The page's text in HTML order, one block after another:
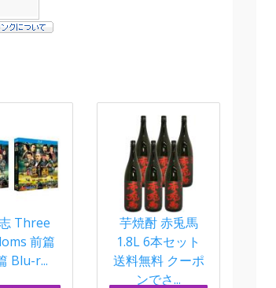
Three
前篇
Blu-r...
芋焼酎 赤兎馬
1.8L 6本セット
送料無料 クーポ
ンでさ...